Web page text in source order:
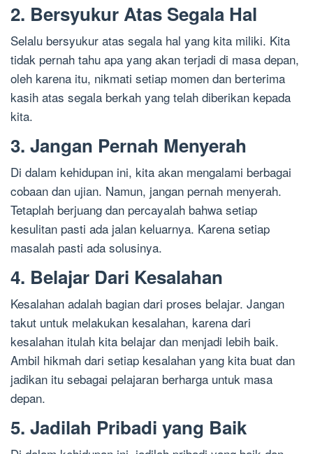
2. Bersyukur Atas Segala Hal
Selalu bersyukur atas segala hal yang kita miliki. Kita
tidak pernah tahu apa yang akan terjadi di masa depan,
oleh karena itu, nikmati setiap momen dan berterima
kasih atas segala berkah yang telah diberikan kepada
kita.
3. Jangan Pernah Menyerah
Di dalam kehidupan ini, kita akan mengalami berbagai
cobaan dan ujian. Namun, jangan pernah menyerah.
Tetaplah berjuang dan percayalah bahwa setiap
kesulitan pasti ada jalan keluarnya. Karena setiap
masalah pasti ada solusinya.
4. Belajar Dari Kesalahan
Kesalahan adalah bagian dari proses belajar. Jangan
takut untuk melakukan kesalahan, karena dari
kesalahan itulah kita belajar dan menjadi lebih baik.
Ambil hikmah dari setiap kesalahan yang kita buat dan
jadikan itu sebagai pelajaran berharga untuk masa
depan.
5. Jadilah Pribadi yang Baik